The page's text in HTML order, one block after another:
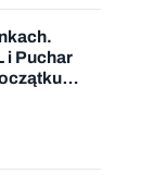
i Puchar